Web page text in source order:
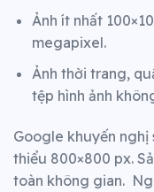
Ảnh ít nhất
megapixel.
Ảnh thời trang,
tệp hình ảnh
Google khuyến nghị
thiểu 800×800 px.
toàn không gian.